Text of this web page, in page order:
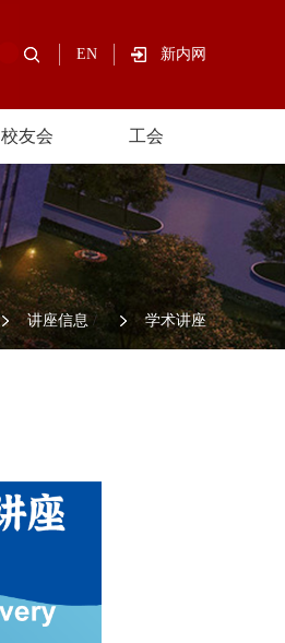
EN 新内网
校友会 工会
讲座信息 / 学术讲座